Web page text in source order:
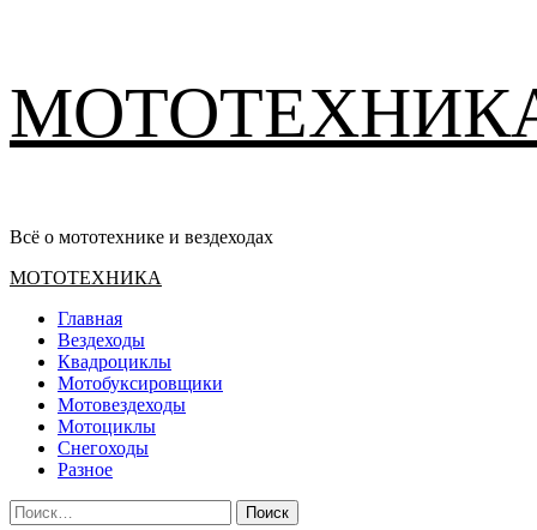
содержимому
Всё о мототехнике и вездеходах
Основное
МОТОТЕХНИКА
Главная
Вездеходы
Квадроциклы
Мотобуксировщики
Мотовездеходы
Мотоциклы
Снегоходы
Разное
Найти: